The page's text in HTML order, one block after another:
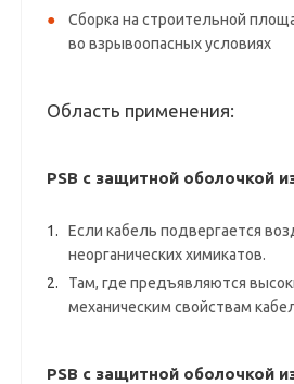
Сборка на строительной
во взрывоопасных условиях
Область применения:
PSB с защитной оболочкой
Если кабель подвергается
неорганических химикатов.
Там, где предъявляются
механическим свойствам
PSB с защитной оболочкой